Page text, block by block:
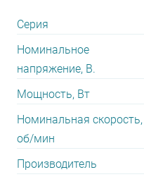
Серия
Номинальное
напряжение, В.
Мощность, Вт
Номинальная скорость,
об/мин
Производитель